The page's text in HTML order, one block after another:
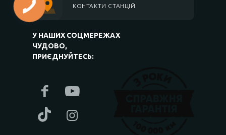
КОНТАКТИ СТАНЦІЙ
У НАШИХ СОЦМЕРЕЖАХ
ЧУДОВО,
ПРИЄДНУЙТЕСЬ: